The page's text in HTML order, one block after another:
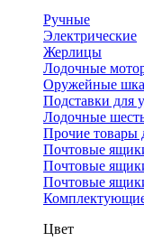
Ручные
Электрические
Жерлицы
Лодочные
Оружейные
Подставки для
Лодочные
Прочие товары
Почтовые
Почтовые
Почтовые
Цвет